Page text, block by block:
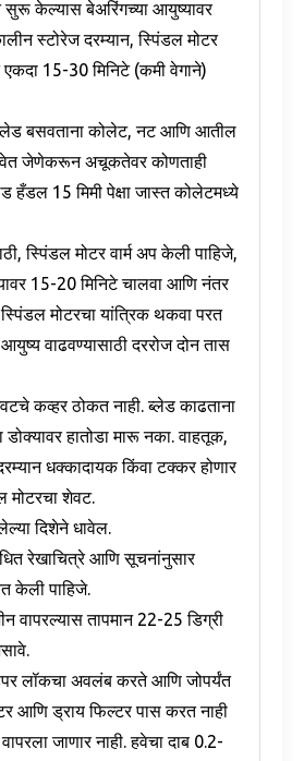
सुरू केल्यास बेअरिंगच्या आयुष्यावर
स्टोरेज दरम्यान, स्पिंडल मोटर
15-30 मिनिटे (कमी वेगाने)
बसवताना कोलेट, नट आणि आतील
जेणेकरून अचूकतेवर कोणताही
हँडल 15 मिमी पेक्षा जास्त कोलेटमध्ये
स्पिंडल मोटर वार्म अप केली पाहिजे,
15-20 मिनिटे चालवा आणि नंतर
मोटरचा यांत्रिक थकवा परत
वाढवण्यासाठी दररोज दोन तास
कव्हर ठोकत नाही. ब्लेड काढताना
हातोडा मारू नका. वाहतूक,
धक्कादायक किंवा टक्कर होणार
मोटरचा शेवट.
दिशेने धावेल.
रेखाचित्रे आणि सूचनांनुसार
केली पाहिजे.
वापरल्यास तापमान 22-25 डिग्री
लॉकचा अवलंब करते आणि जोपर्यंत
आणि ड्राय फिल्टर पास करत नाही
जाणार नाही. हवेचा दाब 0.2-